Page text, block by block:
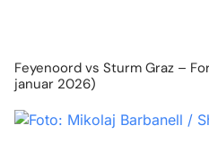
Feyenoord vs Sturm Graz –
januar 2026)